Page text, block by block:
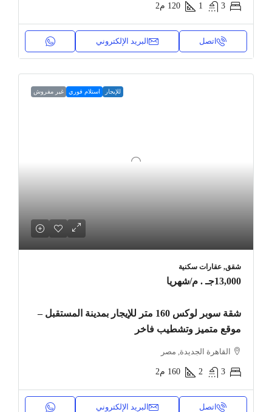
3
1
120 م2
اتصل البريد الإلكتروني
للإيجار استلام فوري غير مفروش
شقق, عقارات سكنية
13,000جـ . م /شهريا
شقة سوبر لوكس 160 متر للإيجار بمدينة المستقبل –
موقع متميز وتشطيب فاخر
القاهرة الجديدة, مصر
3
2
160 م2
اتصل البريد الإلكتروني